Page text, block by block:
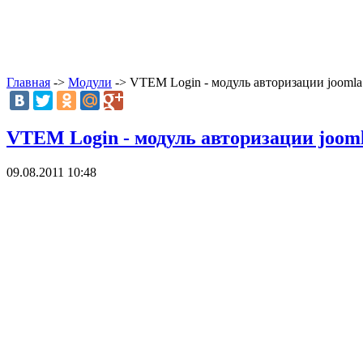
Главная -> Модули -> VTEM Login - модуль авторизации joomla
VTEM Login - модуль авторизации
09.08.2011 10:48